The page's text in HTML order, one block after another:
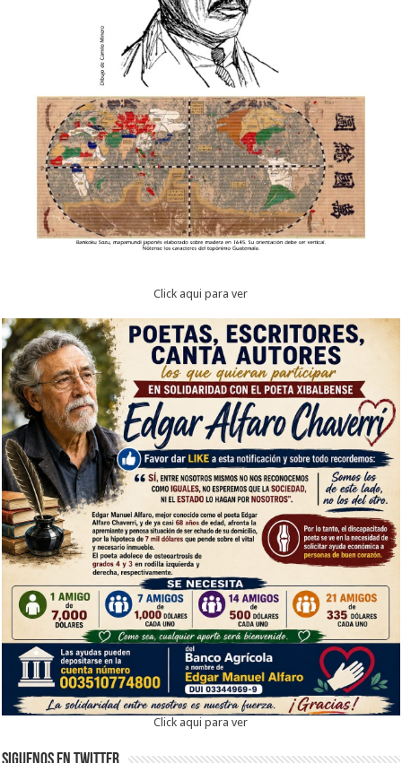
Click aqui para ver
Click aqui para ver